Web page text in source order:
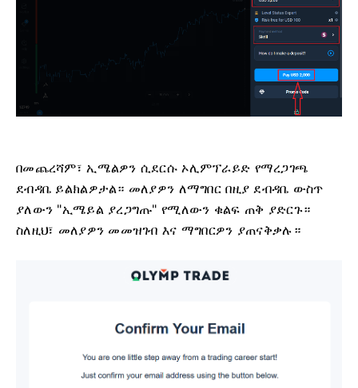
በመጨረሻም፣ ኢሜልዎን ሲደርሱ ኦሊምፕራይድ የማረጋገጫ
ደብዳቤ ይልክልዎታል። መለያዎን ለማግበር በዚያ ደብዳቤ ውስጥ
ያለውን "ኢሜይል ያረጋግጡ" የሚለውን ቁልፍ ጠቅ ያድርጉ።
ስለዚህ፣ መለያዎን መመዝገብ እና ማግበርዎን ያጠናቅቃሉ።